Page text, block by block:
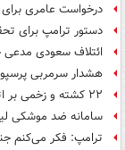
درخواست عامری برای
دستور ترامپ برای
ائتلاف سعودی
هشدار سرمربی
۲۲ کشته و زخمی بر اثر تیراندازی در یک مدرسه در تایلند+ فیلم
سامانه ضد موشکی
ترامپ: فکر می‌کنم